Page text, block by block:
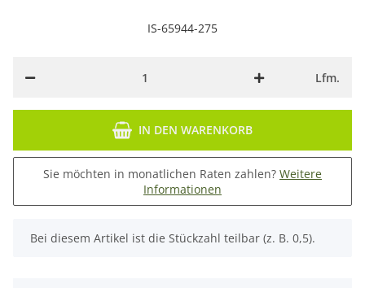
IS-65944-275
Lfm.
IN DEN WARENKORB
Sie möchten in monatlichen Raten zahlen? Weitere
Informationen
x
Bei diesem Artikel ist die Stückzahl teilbar (z. B. 0,5).